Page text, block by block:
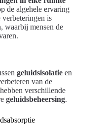
de algehele ervaring
is
waarbij mensen de
geluidsisolatie en
van de
verschillende
geluidsbeheersing.